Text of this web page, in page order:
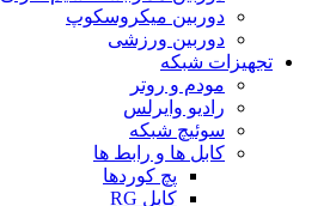
دوربین میکروسکوپ
دوربین ورزشی
تجهیزات شبکه
مودم و روتر
رادیو وایرلس
سوئیچ شبکه
کابل ها و رابط ها
پچ کوردها
کابل RG